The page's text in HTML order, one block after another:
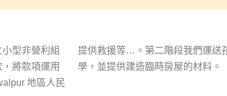
小型非營利組
，將款項運用
地區人民
提供救援等…。第二階段我們運送
學， 並提供建造臨時房屋的材料。